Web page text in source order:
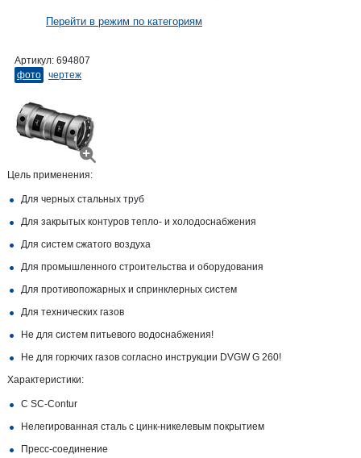
Перейти в режим по категориям
Артикул: 694807
фото
чертеж
Цель применения:
Для черных стальных труб
Для закрытых контуров тепло- и холодоснабжения
Для систем сжатого воздуха
Для промышленного строительства и оборудования
Для противопожарных и спринклерных систем
Для технических газов
Не для систем питьевого водоснабжения!
Не для горючих газов согласно инструкции DVGW G 260!
Характеристики:
С SC‑Contur
Нелегированная сталь с цинк-никелевым покрытием
Пресс-соединение